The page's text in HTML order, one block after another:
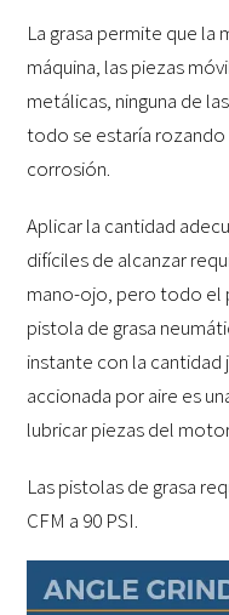
La grasa permite que la
máquina, las piezas
metálicas, ninguna de
todo se estaría
corrosión.
Aplicar la cantidad
difíciles de alcanzar
mano-ojo, pero todo el
pistola de grasa
instante con la cantidad
accionada por aire es
lubricar piezas del
Las pistolas de grasa
CFM a 90 PSI.